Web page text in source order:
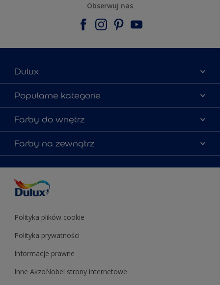
Obserwuj nas
Dulux
Materiały marketingowe
Mapa strony
Kontakt
Zgodność kolorów
Popularne kategorie
Kolory farb
Porady ekspertów
Zainspiruj się
Znajdź sklep
Farby do wnętrz
Farby do ścian
Farby uniwersalne
Podkłady i grunty
Testery farb
Farby do sufitów
Farby na zewnątrz
Farby uniwersalne
Podkłady i grunty
Polityka plików cookie
Polityka prywatności
Informacje prawne
Inne AkzoNobel strony internetowe